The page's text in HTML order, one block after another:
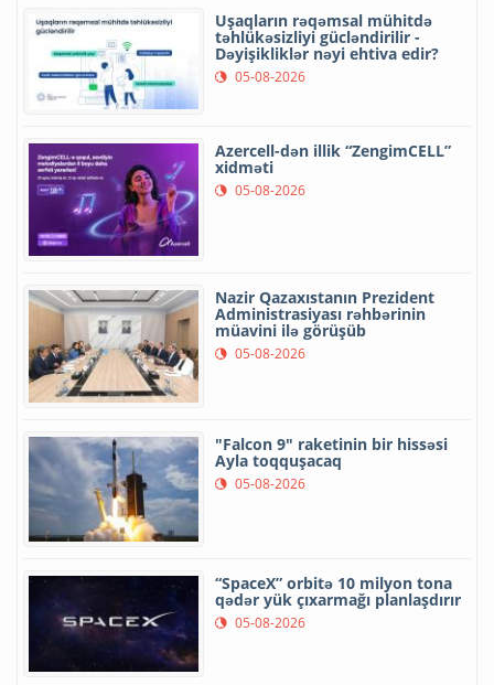
Uşaqların rəqəmsal mühitdə
təhlükəsizliyi gücləndirilir -
Dəyişikliklər nəyi ehtiva edir?
05-08-2026
Azercell-dən illik “ZengimCELL”
xidməti
05-08-2026
Nazir Qazaxıstanın Prezident
Administrasiyası rəhbərinin
müavini ilə görüşüb
05-08-2026
"Falcon 9" raketinin bir hissəsi
Ayla toqquşacaq
05-08-2026
“SpaceX” orbitə 10 milyon tona
qədər yük çıxarmağı planlaşdırır
05-08-2026